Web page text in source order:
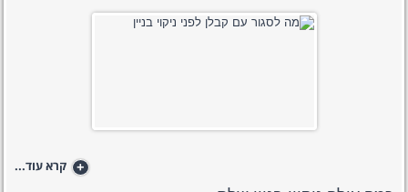
+ קרא עוד...